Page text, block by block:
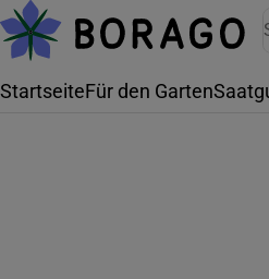
StartseiteFür den Garten